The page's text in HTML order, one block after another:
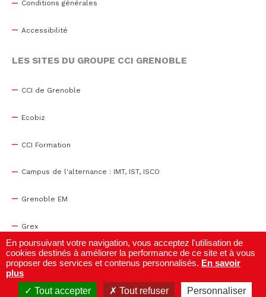
Conditions générales
Accessibilité
LES SITES DU GROUPE CCI GRENOBLE
CCI de Grenoble
Ecobiz
CCI Formation
Campus de l'alternance : IMT, IST, ISCO
Grenoble EM
Grex
WTC Grenoble
Centre de congrès
En poursuivant votre navigation, vous acceptez l'utilisation de
cookies destinés à améliorer la performance de ce site et à vous
proposer des services et contenus personnalisés. En savoir
plus
Tout accepter
Tout refuser Personnaliser